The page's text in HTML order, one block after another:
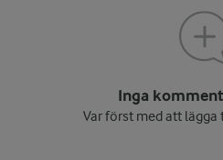
Inga
Var först med att